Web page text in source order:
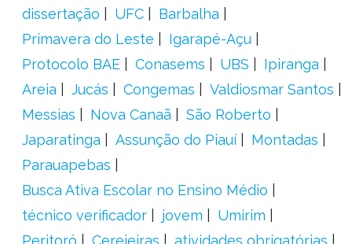
dissertação UFC
Barbalha
Primavera do Leste
Igarapé-Açu
Protocolo BAE
Conasems UBS
Ipiranga
Areia
Jucás Congemas
Valdiosmar Santos
Messias
Nova Canaã
São Roberto
Japaratinga
Assunção do Piauí
Montadas
Parauapebas
Busca Ativa Escolar no Ensino Médio
técnico verificador
jovem
Umirim
Peritoró
Cerejeiras
atividades obrigatórias